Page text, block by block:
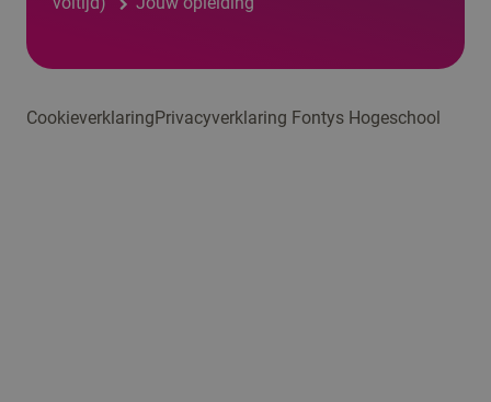
CookieverklaringPrivacyverklaring Fontys Hogeschool